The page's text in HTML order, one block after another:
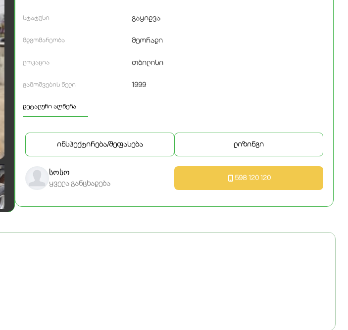
სტატუსი გაყიდვა
მდგომარეობა მეორადი
ლოკაცია თბილისი
გამოშვების წელი 1999
დეტალური აღწერა
ინსპექტირება/შეფასება ლიზინგი
სოსო
ყველა განცხადება
598 120 120